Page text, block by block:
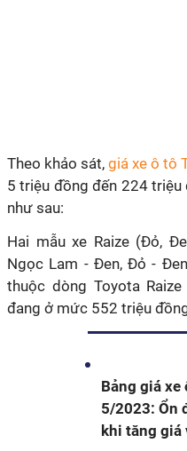
Theo khảo sát, giá xe ô tô
5 triệu đồng đến 224
như sau:
Hai mẫu xe Raize (Đỏ,
Ngọc Lam - Đen, Đỏ -
thuộc dòng Toyota
đang ở mức 552 triệu
Bảng giá xe
5/2023: Ổn
khi tăng